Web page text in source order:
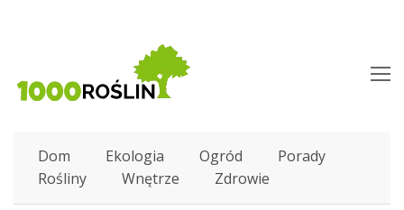
Dom Ekologia Ogród
Porady
Rośliny
Wnętrze Zdrowie